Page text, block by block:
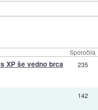
Sporočila
XP še vedno brca 235
142